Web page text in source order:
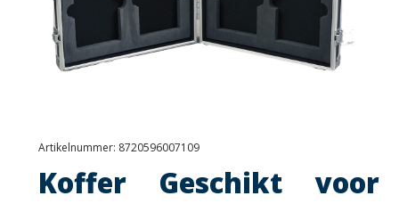
Artikelnummer: 8720596007109
Koffer Geschikt voor